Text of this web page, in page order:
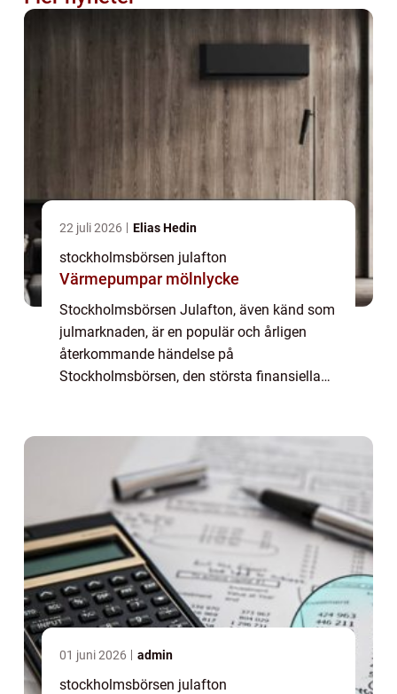
22 juli 2026 Elias Hedin
stockholmsbörsen julafton
Värmepumpar mölnlycke
Stockholmsbörsen Julafton, även känd som
julmarknaden, är en populär och årligen
återkommande händelse på
Stockholmsbörsen, den största finansiella
01 juni 2026 admin
stockholmsbörsen julafton